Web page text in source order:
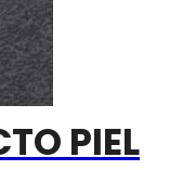
PIEL